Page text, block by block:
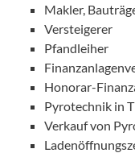
Makler,
Versteigerer
Pfandleiher
Honorar-
Pyrotechnik in
Verkauf von